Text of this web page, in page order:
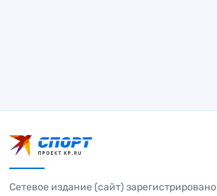
Сетевое издание (сайт) зарегистрировано